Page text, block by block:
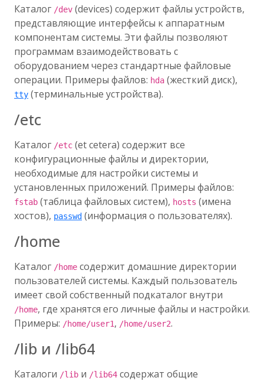
Каталог /dev (devices) содержит файлы устройств,
представляющие интерфейсы к аппаратным
компонентам системы. Эти файлы позволяют
программам взаимодействовать с
оборудованием через стандартные файловые
операции. Примеры файлов: hda (жесткий диск),
tty (терминальные устройства).
/etc
Каталог /etc (et cetera) содержит все
конфигурационные файлы и директории,
необходимые для настройки системы и
установленных приложений. Примеры файлов:
fstab (таблица файловых систем), hosts (имена
хостов), passwd (информация о пользователях).
/home
Каталог /home содержит домашние директории
пользователей системы. Каждый пользователь
имеет свой собственный подкаталог внутри
/home, где хранятся его личные файлы и настройки.
Примеры: /home/user1, /home/user2.
/lib и /lib64
Каталоги /lib и /lib64 содержат общие